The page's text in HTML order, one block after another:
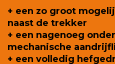
+ een zo groot
naast de trekker
+ een nagenoeg
mechanische
+ een volledig